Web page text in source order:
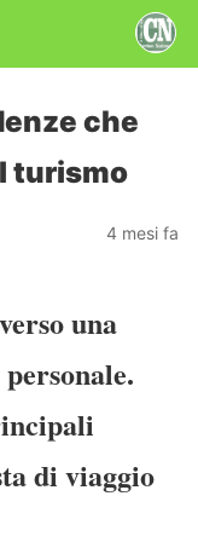
che
turismo
4 mesi fa
una
di viaggio